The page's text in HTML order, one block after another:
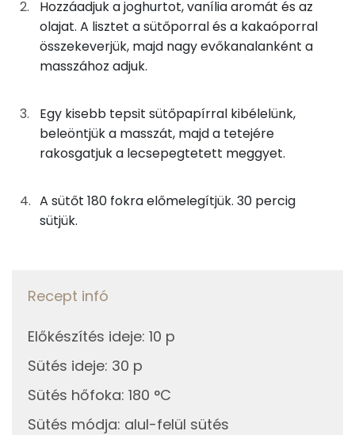
25g joghurt
15 kcal
19g napraforgó olaj
23gnádcukor
86 kcal
3gcukrozatlan kakaópor
8 kcal
58g
meggybefőtt
2g porcukor
5%
Fehérje
48%
Szénhidrát
17%
Zsír
30%
Víz
TOP ásványi anyagok
Kálcium
Magnézium
Kolin:
E vitamin:
Niacin - B3 vitamin:
Hozzáadjuk a joghurtot, vanília aromát és az
olajat. A lisztet a sütőporral és a kakaóporral
összekeverjük, majd nagy evőkanalanként a
masszához adjuk.
Egy kisebb tepsit sütőpapírral kibélelünk,
beleöntjük a masszát, majd a tetejére
rakosgatjuk a lecsepegtetett meggyet.
A sütőt 180 fokra előmelegítjük. 30 percig
sütjük.
Recept infó
Előkészítés ideje: 10 p
Sütés ideje: 30 p
Sütés hőfoka: 180 °C
Sütés módja: alul-felül sütés